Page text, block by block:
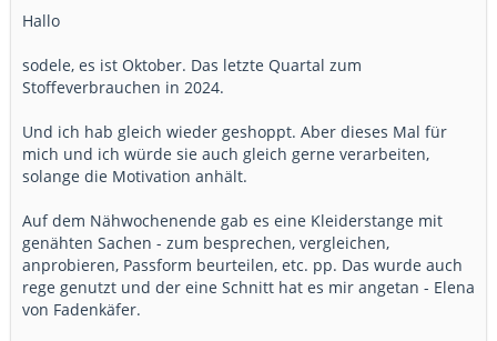
Hallo
sodele, es ist Oktober. Das letzte Quartal zum
Stoffeverbrauchen in 2024.
Und ich hab gleich wieder geshoppt. Aber dieses Mal für
mich und ich würde sie auch gleich gerne verarbeiten,
solange die Motivation anhält.
Auf dem Nähwochenende gab es eine Kleiderstange mit
genähten Sachen - zum besprechen, vergleichen,
anprobieren, Passform beurteilen, etc. pp. Das wurde auch
rege genutzt und der eine Schnitt hat es mir angetan - Elena
von Fadenkäfer.